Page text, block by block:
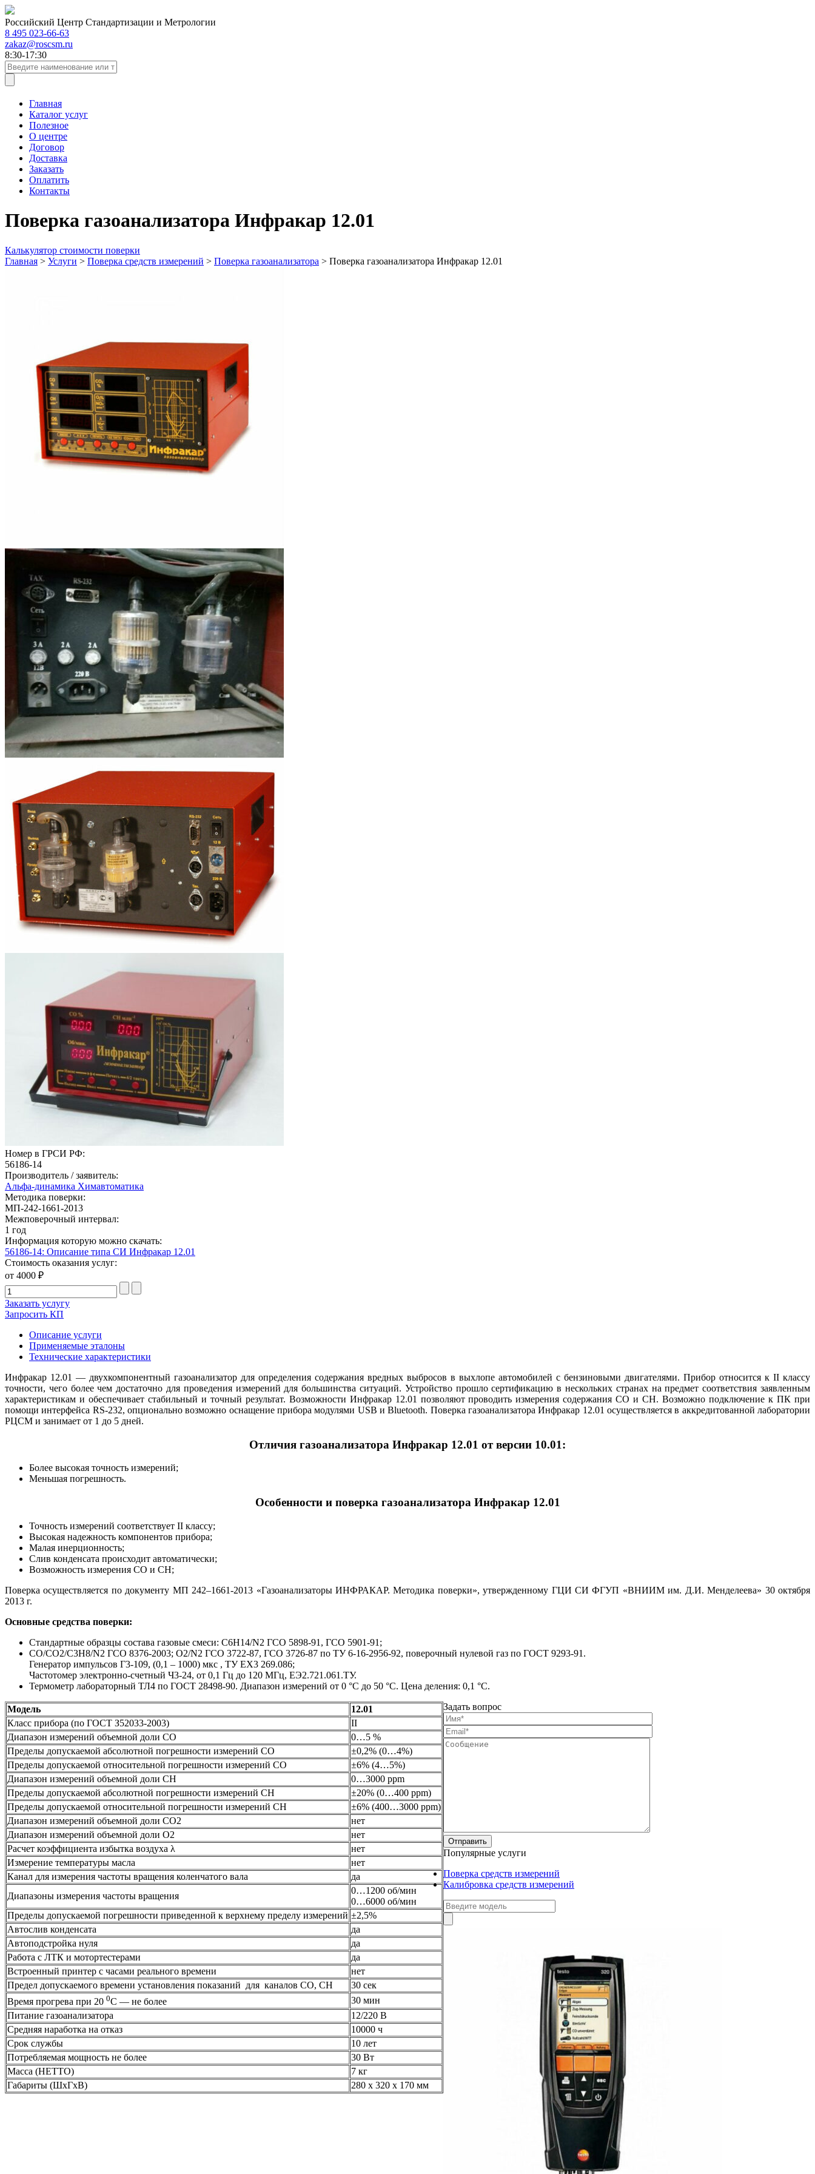
Российский Центр Стандартизации и Метрологии
8 495 023-66-63
zakaz@roscsm.ru
8:30-17:30
Главная
Каталог услуг
Полезное
О центре
Договор
Доставка
Заказать
Оплатить
Контакты
Поверка газоанализатора Инфракар 12.01
Калькулятор стоимости поверки
Главная > Услуги > Поверка средств измерений > Поверка газоанализатора > Поверка газоанализатора Инфракар 12.01
Номер в ГРСИ РФ:
56186-14
Производитель / заявитель:
Альфа-динамика Химавтоматика
Методика поверки:
МП-242-1661-2013
Межповерочный интервал:
1 год
Информация которую можно скачать:
56186-14: Описание типа СИ Инфракар 12.01
Стоимость оказания услуг:
от 4000 ₽
Заказать услугу
Запросить КП
Описание услуги
Применяемые эталоны
Технические характеристики
Инфракар 12.01 — двухкомпонентный газоанализатор для определения содержания вредных выбросов в выхлопе автомобилей с бензиновыми двигателями. Прибор относится к II классу
точности, чего более чем достаточно для проведения измерений для большинства ситуаций. Устройство прошло сертификацию в нескольких странах на предмет соответствия заявленным
характеристикам и обеспечивает стабильный и точный результат. Возможности Инфракар 12.01 позволяют проводить измерения содержания CO и CH. Возможно подключение к ПК при
помощи интерфейса RS-232, опционально возможно оснащение прибора модулями USB и Bluetooth. Поверка газоанализатора Инфракар 12.01 осуществляется в аккредитованной лаборатории
РЦСМ и занимает от 1 до 5 дней.
Отличия газоанализатора Инфракар 12.01 от версии 10.01:
Более высокая точность измерений;
Меньшая погрешность.
Особенности и поверка газоанализатора Инфракар 12.01
Точность измерений соответствует II классу;
Высокая надежность компонентов прибора;
Малая инерционность;
Слив конденсата происходит автоматически;
Возможность измерения CO и CH;
Поверка осуществляется по документу МП 242–1661-2013 «Газоанализаторы ИНФРАКАР. Методика поверки», утвержденному ГЦИ СИ ФГУП «ВНИИМ им. Д.И. Менделеева» 30 октября
2013 г.
Основные средства поверки:
Стандартные образцы состава газовые смеси: С6Н14/N2 ГСО 5898-91, ГСО 5901-91;
CO/СО2/С3Н8/N2 ГСО 8376-2003; О2/N2 ГСО 3722-87, ГСО 3726-87 по ТУ 6-16-2956-92, поверочный нулевой газ по ГОСТ 9293-91.
Генератор импульсов Г3-109, (0,1 – 1000) мкс , ТУ ЕХ3 269.086;
Частотомер электронно-счетный Ч3-24, от 0,1 Гц до 120 МГц, ЕЭ2.721.061.ТУ.
Термометр лабораторный ТЛ4 по ГОСТ 28498-90. Диапазон измерений от 0 °С до 50 °С. Цена деления: 0,1 °С.
Модель
12.01
Класс прибора (по ГОСТ З52033-2003)
II
Диапазон измерений объемной доли СО
0…5 %
Пределы допускаемой абсолютной погрешности измерений СО
±0,2% (0…4%)
Пределы допускаемой относительной погрешности измерений СО
±6% (4…5%)
Диапазон измерений объемной доли СН
0…3000 ppm
Пределы допускаемой абсолютной погрешности измерений СН
±20% (0…400 ppm)
Пределы допускаемой относительной погрешности измерений СН
±6% (400…3000 ppm)
Диапазон измерений объемной доли СО2
нет
Диапазон измерений объемной доли О2
нет
Расчет коэффициента избытка воздуха λ
нет
Измерение температуры масла
нет
Канал для измерения частоты вращения коленчатого вала
да
Диапазоны измерения частоты вращения
0…1200 об/мин
0…6000 об/мин
Пределы допускаемой погрешности приведенной к верхнему пределу измерений ±2,5%
Автослив конденсата
да
Автоподстройка нуля
да
Работа с ЛТК и мотортестерами
да
Встроенный принтер с часами реального времени
нет
Предел допускаемого времени установления показаний для каналов СО, СН
30 сек
Время прогрева при 20 0С — не более
30 мин
Питание газоанализатора
12/220 В
Средняя наработка на отказ
10000 ч
Срок службы
10 лет
Потребляемая мощность не более
30 Вт
Масса (НЕТТО)
7 кг
Габариты (ШхГхВ)
280 х 320 х 170 мм
Задать вопрос
Популярные услуги
Поверка средств измерений
Калибровка средств измерений